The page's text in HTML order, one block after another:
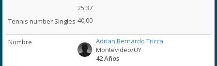
25,37
40,00
Adrian Bernardo Tricca
Montevideo/UY
42 Años